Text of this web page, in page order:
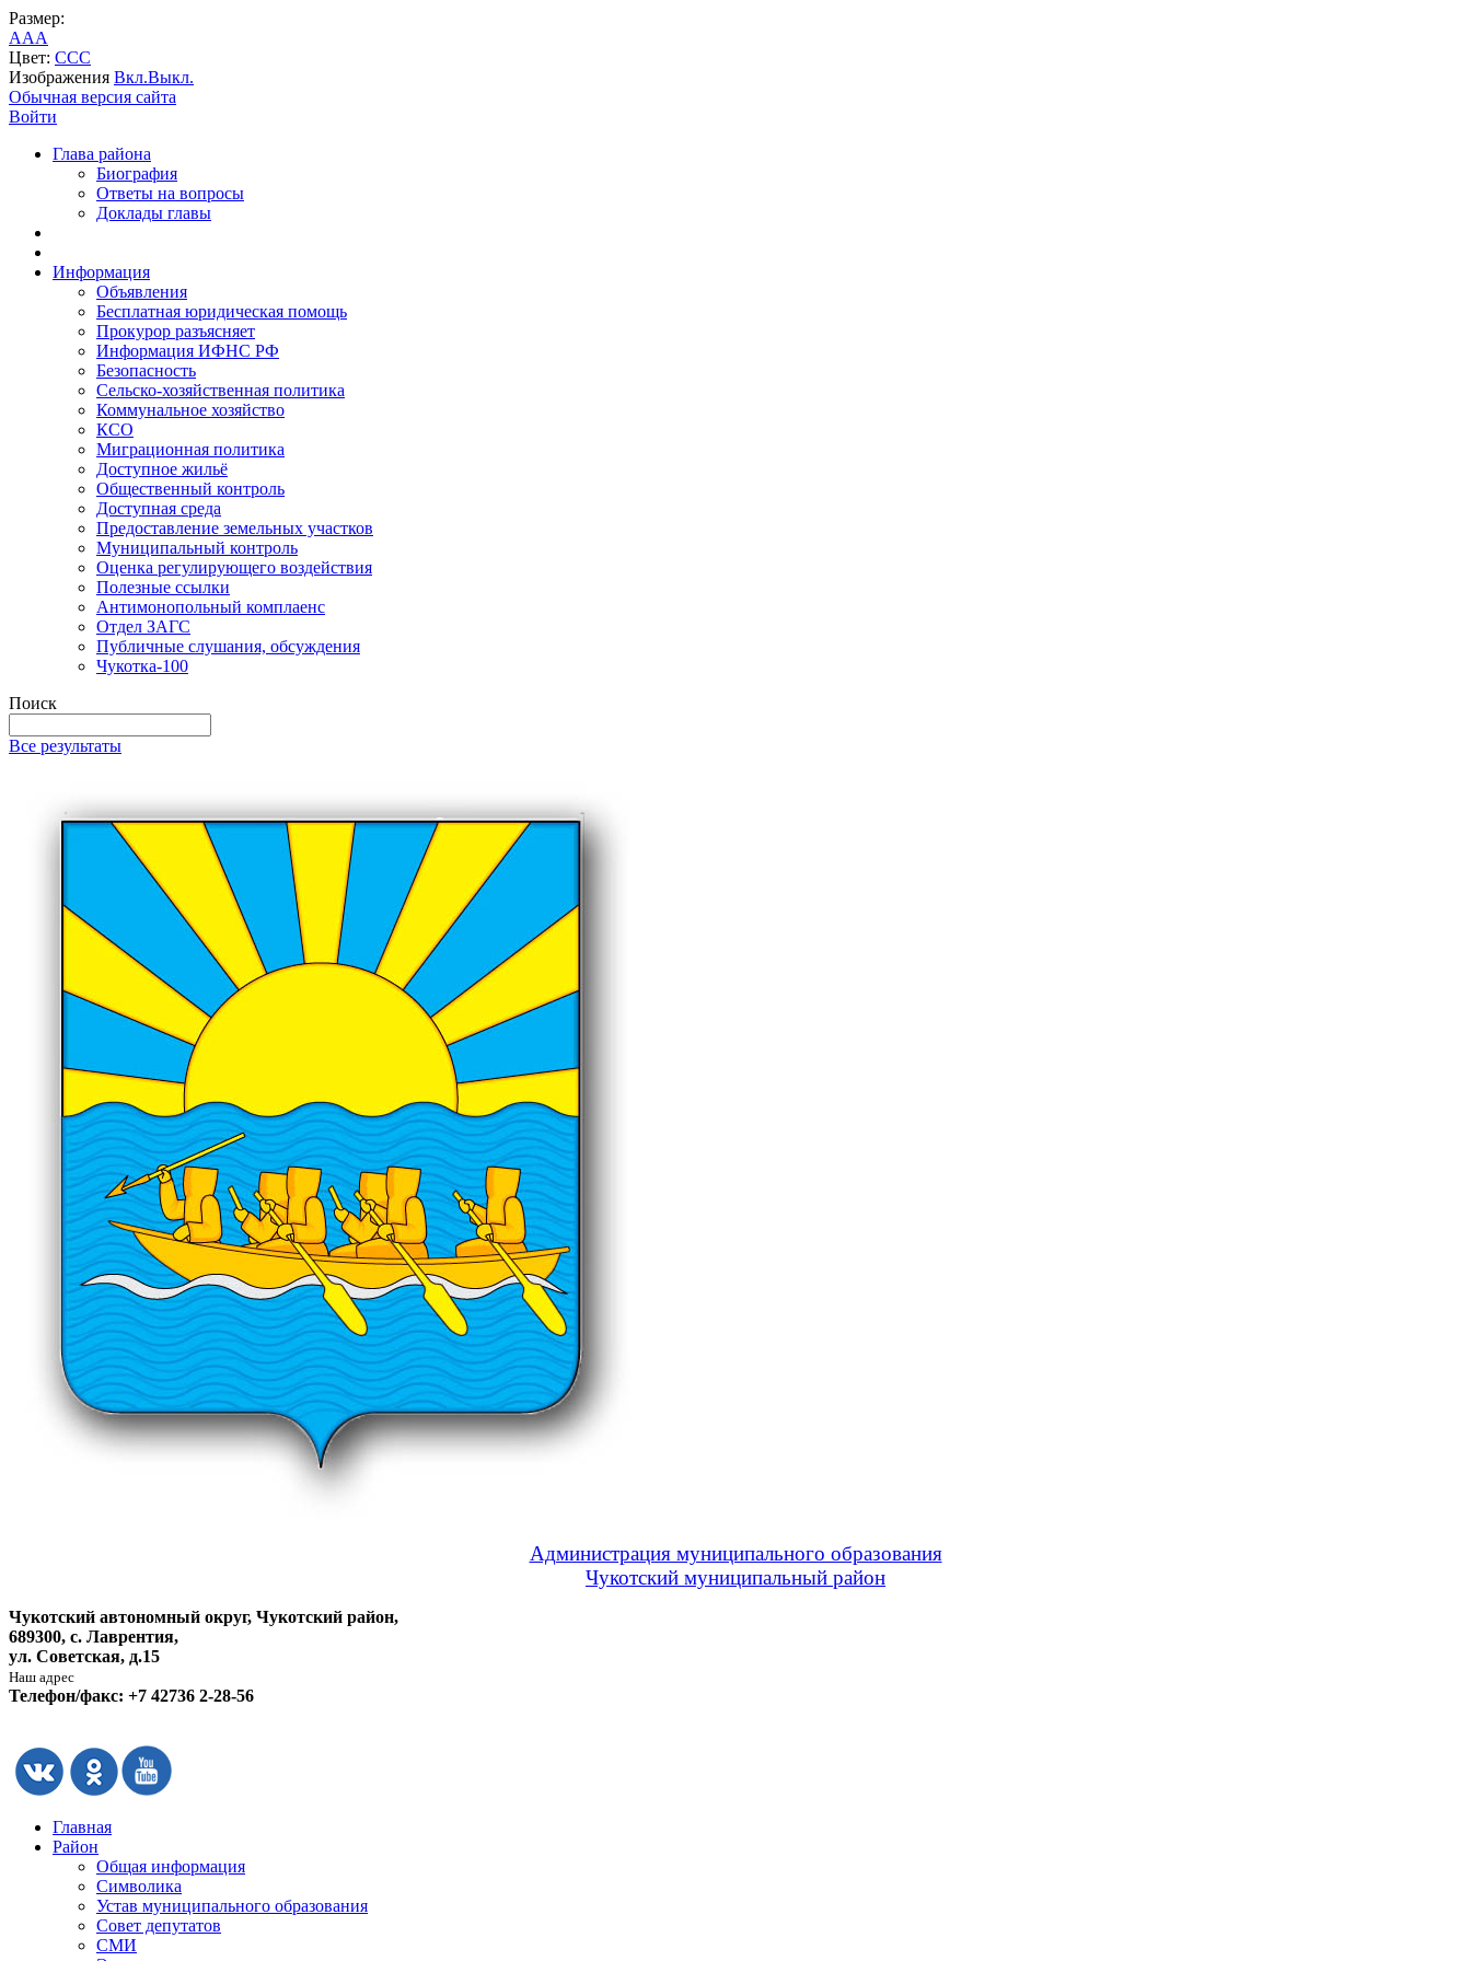
Размер:
AAA
Цвет: CCC
Изображения Вкл.Выкл.
Обычная версия сайта
Войти
Глава района
Биография
Ответы на вопросы
Доклады главы
Информация
Объявления
Бесплатная юридическая помощь
Прокурор разъясняет
Информация ИФНС РФ
Безопасность
Сельско-хозяйственная политика
Коммунальное хозяйство
КСО
Миграционная политика
Доступное жильё
Общественный контроль
Доступная среда
Предоставление земельных участков
Муниципальный контроль
Оценка регулирующего воздействия
Полезные ссылки
Антимонопольный комплаенс
Отдел ЗАГС
Публичные слушания, обсуждения
Чукотка-100
Поиск
Все результаты
Администрация муниципального образования
Чукотский муниципальный район
Чукотский автономный округ, Чукотский район,
689300, с. Лаврентия,
ул. Советская, д.15
Наш адрес
Телефон/факс: +7 42736 2-28-56
Главная
Район
Общая информация
Символика
Устав муниципального образования
Совет депутатов
СМИ